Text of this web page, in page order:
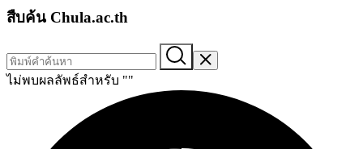
สืบค้น Chula.ac.th
ไม่พบผลลัพธ์สำหรับ ""